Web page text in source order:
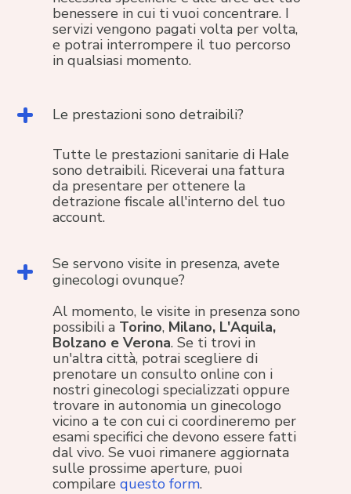
benessere in cui ti vuoi concentrare. I
servizi vengono pagati volta per volta,
e potrai interrompere il tuo percorso
in qualsiasi momento.
Le prestazioni sono detraibili?
Tutte le prestazioni sanitarie di Hale
sono detraibili. Riceverai una fattura
da presentare per ottenere la
detrazione fiscale all'interno del tuo
account.
Se servono visite in presenza, avete
ginecologi ovunque?
Al momento, le visite in presenza sono
possibili a Torino, Milano, L'Aquila,
Bolzano e Verona. Se ti trovi in
un'altra città, potrai scegliere di
prenotare un consulto online con i
nostri ginecologi specializzati oppure
trovare in autonomia un ginecologo
vicino a te con cui ci coordineremo per
esami specifici che devono essere fatti
dal vivo. Se vuoi rimanere aggiornata
sulle prossime aperture, puoi
compilarequesto form.